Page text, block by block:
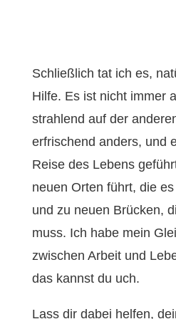
Schließlich tat ich es,
Hilfe. Es ist nicht immer
strahlend auf der
erfrischend anders, und
Reise des Lebens
neuen Orten führt, die
und zu neuen Brücken,
muss. Ich habe mein
zwischen Arbeit und
das kannst du uch.
Lass dir dabei helfen,